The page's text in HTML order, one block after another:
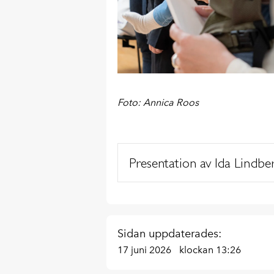
Foto: Annica Roos
Presentation av Ida
Sidan uppdaterades:
17 juni 2026 klockan 13:26